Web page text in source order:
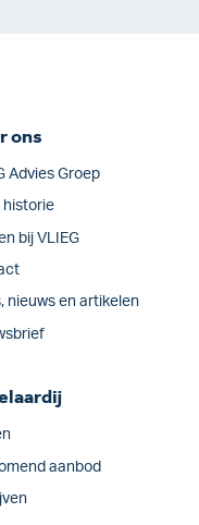
ons
Advies Groep
historie
bij VLIEG
nieuws en artikelen
aanbod